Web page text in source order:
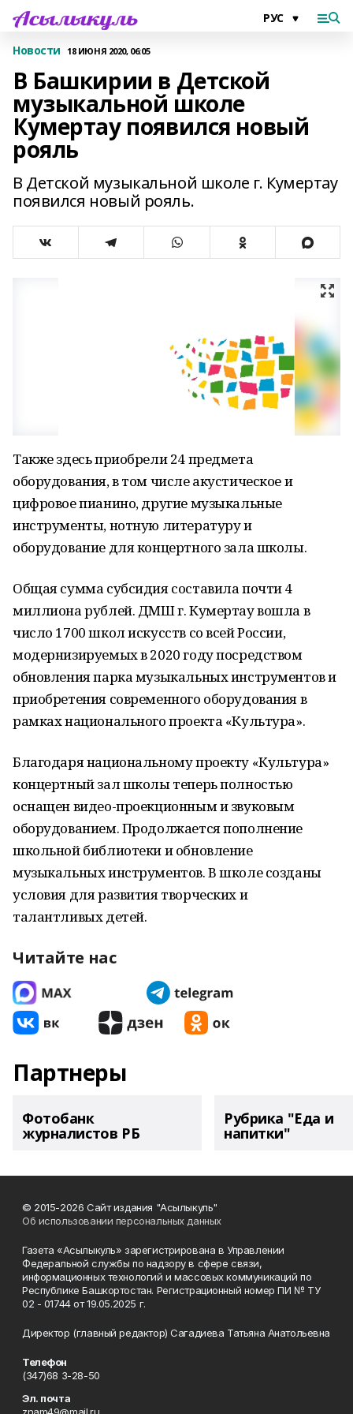
Новости 18 ИЮНЯ 2020, 06:05
В Башкирии в Детской
музыкальной школе
Кумертау появился новый
рояль
В Детской музыкальной школе г. Кумертау
появился новый рояль.
Также здесь приобрели 24 предмета
оборудования, в том числе акустическое и
цифровое пианино, другие музыкальные
инструменты, нотную литературу и
оборудование для концертного зала школы.
Общая сумма субсидия составила почти 4
миллиона рублей. ДМШ г. Кумертау вошла в
число 1700 школ искусств со всей России,
модернизируемых в 2020 году посредством
обновления парка музыкальных инструментов и
приобретения современного оборудования в
рамках национального проекта «Культура».
Благодаря национальному проекту «Культура»
концертный зал школы теперь полностью
оснащен видео-проекционным и звуковым
оборудованием. Продолжается пополнение
школьной библиотеки и обновление
музыкальных инструментов. В школе созданы
условия для развития творческих и
талантливых детей.
Читайте нас
Партнеры
Фотобанк
журналистов РБ
Рубрика "Еда и
напитки"
© 2015-2026 Сайт издания "Асылыкуль"
Об использовании персональных данных
Газета «Асылыкуль» зарегистрирована в Управлении
Федеральной службы по надзору в сфере связи,
информационных технологий и массовых коммуникаций по
Республике Башкортостан. Регистрационный номер ПИ № ТУ
02 - 01744 от 19.05.2025 г.
Директор (главный редактор) Сагадиева Татьяна Анатольевна
Телефон
(347)68 3-28-50
Эл. почта